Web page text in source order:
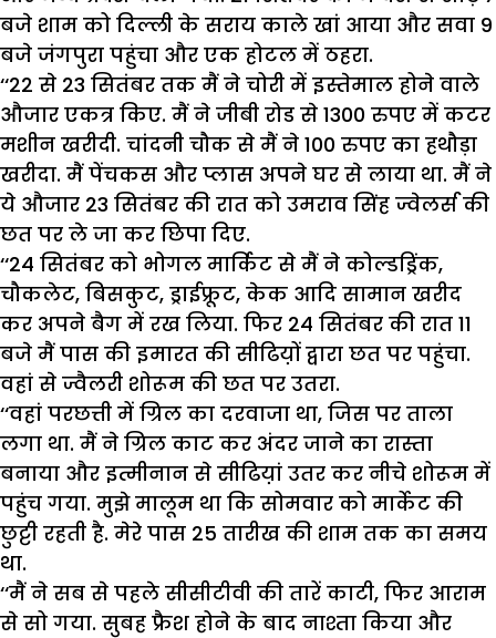
बजे शाम को दिल्ली के सराय काले खां आया और सवा 9
बजे जंगपुरा पहुंचा और एक होटल में ठहरा.
‘‘22 से 23 सितंबर तक मैं ने चोरी में इस्तेमाल होने वाले
औजार एकत्र किए. मैं ने जीबी रोड से 1300 रुपए में कटर
मशीन खरीदी. चांदनी चौक से मैं ने 100 रुपए का हथौड़ा
खरीदा. मैं पेंचकस और प्लास अपने घर से लाया था. मैं ने
ये औजार 23 सितंबर की रात को उमराव सिंह ज्वेलर्स की
छत पर ले जा कर छिपा दिए.
‘‘24 सितंबर को भोगल मार्किट से मैं ने कोल्डड्रिंक,
चौकलेट, बिसकुट, ड्राईफ्रूट, केक आदि सामान खरीद
कर अपने बैग में रख लिया. फिर 24 सितंबर की रात 11
बजे मैं पास की इमारत की सीढिय़ों द्वारा छत पर पहुंचा.
वहां से ज्वैलरी शोरूम की छत पर उतरा.
‘‘वहां परछत्ती में ग्रिल का दरवाजा था, जिस पर ताला
लगा था. मैं ने ग्रिल काट कर अंदर जाने का रास्ता
बनाया और इत्मीनान से सीढिय़ां उतर कर नीचे शोरूम में
पहुंच गया. मुझे मालूम था कि सोमवार को मार्केट की
छुट्टी रहती है. मेरे पास 25 तारीख की शाम तक का समय
था.
‘‘मैं ने सब से पहले सीसीटीवी की तारें काटी, फिर आराम
से सो गया. सुबह फ्रैश होने के बाद नाश्ता किया और